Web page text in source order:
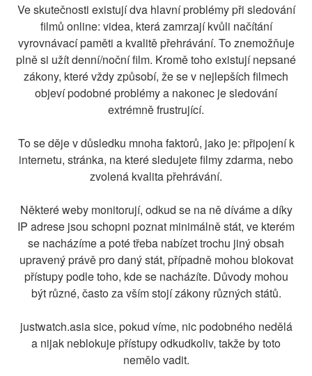
Ve skutečnosti existují dva hlavní problémy při sledování
filmů online: videa, která zamrzají kvůli načítání
vyrovnávací paměti a kvalitě přehrávání. To znemožňuje
plně si užít denní/noční film. Kromě toho existují nepsané
zákony, které vždy způsobí, že se v nejlepších filmech
objeví podobné problémy a nakonec je sledování
extrémně frustrující.
To se děje v důsledku mnoha faktorů, jako je: připojení k
internetu, stránka, na které sledujete filmy zdarma, nebo
zvolená kvalita přehrávání.
Některé weby monitorují, odkud se na ně díváme a díky
IP adrese jsou schopni poznat minimálně stát, ve kterém
se nacházíme a poté třeba nabízet trochu jiný obsah
upravený právě pro daný stát, případně mohou blokovat
přístupy podle toho, kde se nacházíte. Důvody mohou
být různé, často za vším stojí zákony různých států.
justwatch.asia sice, pokud víme, nic podobného nedělá
a nijak neblokuje přístupy odkudkoliv, takže by toto
nemělo vadit.